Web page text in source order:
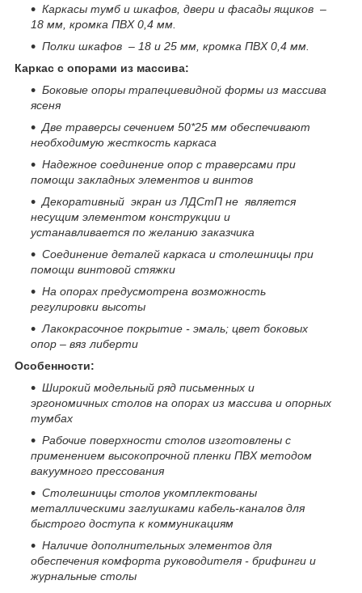
Каркасы тумб и шкафов, двери и фасады ящиков –
18 мм, кромка ПВХ 0,4 мм.
Полки шкафов – 18 и 25 мм, кромка ПВХ 0,4 мм.
Каркас с опорами из массива:
Боковые опоры трапециевидной формы из массива
ясеня
Две траверсы сечением 50*25 мм обеспечивают
необходимую жесткость каркаса
Надежное соединение опор с траверсами при
помощи закладных элементов и винтов
Декоративный экран из ЛДСтП не является
несущим элементом конструкции и
устанавливается по желанию заказчика
Соединение деталей каркаса и столешницы при
помощи винтовой стяжки
На опорах предусмотрена возможность
регулировки высоты
Лакокрасочное покрытие - эмаль; цвет боковых
опор – вяз либерти
Особенности:
Широкий модельный ряд письменных и
эргономичных столов на опорах из массива и опорных
тумбах
Рабочие поверхности столов изготовлены с
применением высокопрочной пленки ПВХ методом
вакуумного прессования
Столешницы столов укомплектованы
металлическими заглушками кабель-каналов для
быстрого доступа к коммуникациям
Наличие дополнительных элементов для
обеспечения комфорта руководителя - брифинги и
журнальные столы